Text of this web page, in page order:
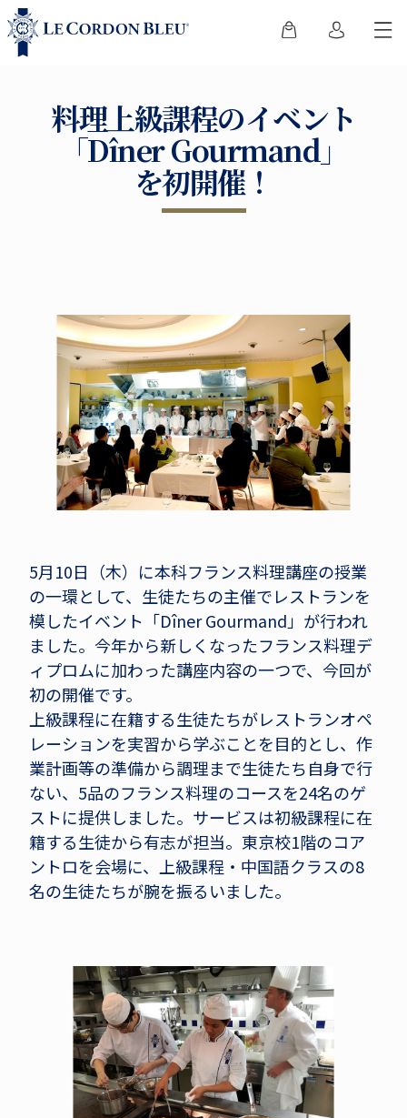
料理上級課程のイベント
「Dîner Gourmand」
を初開催！
5月10日（木）に本科フランス料理講座の授業
の一環として、生徒たちの主催でレストランを
模したイベント「Dîner Gourmand」が行われ
ました。今年から新しくなったフランス料理デ
ィプロムに加わった講座内容の一つで、今回が
初の開催です。
上級課程に在籍する生徒たちがレストランオペ
レーションを実習から学ぶことを目的とし、作
業計画等の準備から調理まで生徒たち自身で行
ない、5品のフランス料理のコースを24名のゲ
ストに提供しました。サービスは初級課程に在
籍する生徒から有志が担当。東京校1階のコア
ントロを会場に、上級課程・中国語クラスの8
名の生徒たちが腕を振るいました。